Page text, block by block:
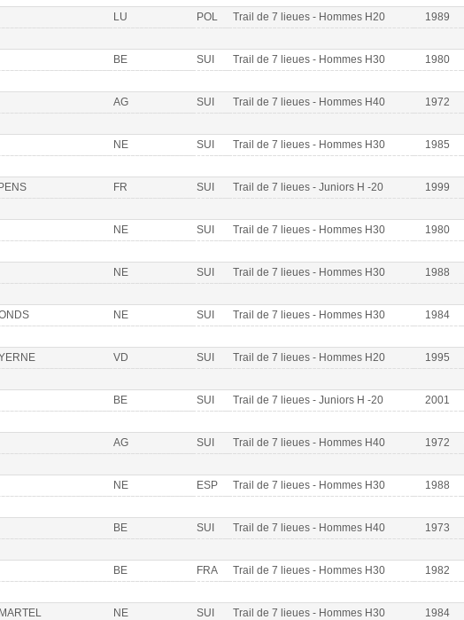
LU POL Trail de 7 lieues - Hommes H20 1989
BE SUI Trail de 7 lieues - Hommes H30 1980
AG SUI Trail de 7 lieues - Hommes H40 1972
NE SUI Trail de 7 lieues - Hommes H30 1985
FR SUI Trail de 7 lieues - Juniors H -20 1999
NE SUI Trail de 7 lieues - Hommes H30 1980
NE SUI Trail de 7 lieues - Hommes H30 1988
NE SUI Trail de 7 lieues - Hommes H30 1984
VD SUI Trail de 7 lieues - Hommes H20 1995
BE SUI Trail de 7 lieues - Juniors H -20 2001
AG SUI Trail de 7 lieues - Hommes H40 1972
NE ESP Trail de 7 lieues - Hommes H30 1988
BE SUI Trail de 7 lieues - Hommes H40 1973
BE FRA Trail de 7 lieues - Hommes H30 1982
NE SUI Trail de 7 lieues - Hommes H30 1984